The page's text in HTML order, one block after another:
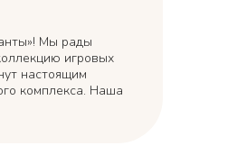
Мы рады
игровых
настоящим
комплекса. Наша